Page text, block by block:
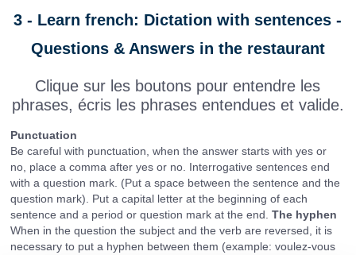
3 - Learn french: Dictation with sentences -
Questions & Answers in the restaurant
Clique sur les boutons pour entendre les
phrases, écris les phrases entendues et valide.
Punctuation
Be careful with punctuation, when the answer starts with yes or
no, place a comma after yes or no. Interrogative sentences end
with a question mark. (Put a space between the sentence and the
question mark). Put a capital letter at the beginning of each
sentence and a period or question mark at the end.The hyphen
When in the question the subject and the verb are reversed, it is
necessary to put a hyphen between them (example: voulez-vous